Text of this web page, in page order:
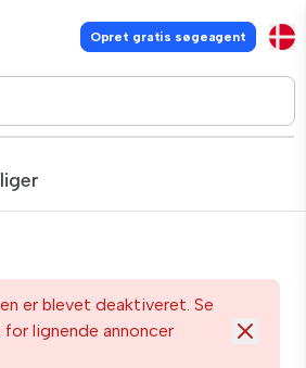
Opret gratis søgeagent
er blevet deaktiveret. Se
lignende annoncer